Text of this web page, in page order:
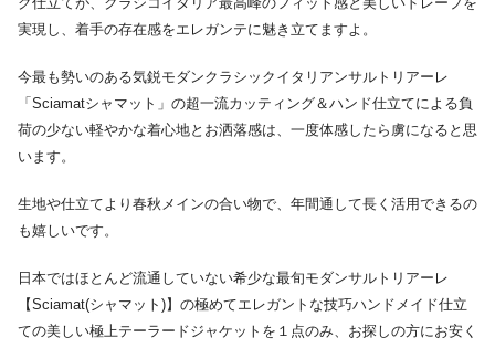
実現し、着手の存在感をエレガンテに魅き立てますよ。
今最も勢いのある気鋭モダンクラシックイタリアンサルトリアーレ
「Sciamatシャマット」の超一流カッティング＆ハンド仕立てによる負
荷の少ない軽やかな着心地とお洒落感は、一度体感したら虜になると思
います。
生地や仕立てより春秋メインの合い物で、年間通して長く活用できるの
も嬉しいです。
日本ではほとんど流通していない希少な最旬モダンサルトリアーレ
【Sciamat(シャマット)】の極めてエレガントな技巧ハンドメイド仕立
ての美しい極上テーラードジャケットを１点のみ、お探しの方にお安く